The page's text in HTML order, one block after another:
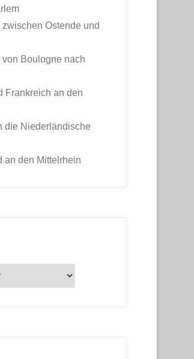
Ostende und
Boulogne nach
Frankreich an den
die Niederländische
an den Mittelrhein